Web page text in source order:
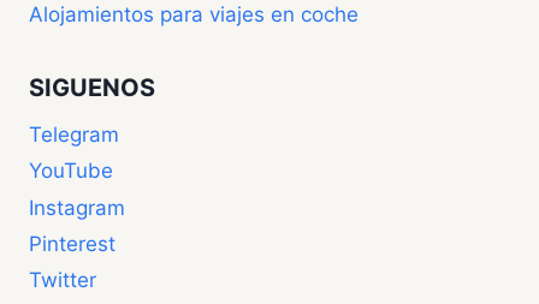
Alojamientos para viajes en coche
SIGUENOS
Telegram
YouTube
Instagram
Pinterest
Twitter